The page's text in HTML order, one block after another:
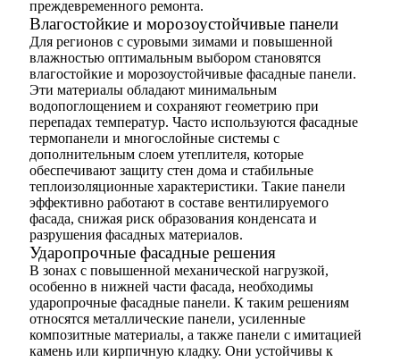
преждевременного ремонта.
Влагостойкие и морозоустойчивые панели
Для регионов с суровыми зимами и повышенной
влажностью оптимальным выбором становятся
влагостойкие и морозоустойчивые фасадные панели.
Эти материалы обладают минимальным
водопоглощением и сохраняют геометрию при
перепадах температур. Часто используются фасадные
термопанели и многослойные системы с
дополнительным слоем утеплителя, которые
обеспечивают защиту стен дома и стабильные
теплоизоляционные характеристики. Такие панели
эффективно работают в составе вентилируемого
фасада, снижая риск образования конденсата и
разрушения фасадных материалов.
Ударопрочные фасадные решения
В зонах с повышенной механической нагрузкой,
особенно в нижней части фасада, необходимы
ударопрочные фасадные панели. К таким решениям
относятся металлические панели, усиленные
композитные материалы, а также панели с имитацией
камень или кирпичную кладку. Они устойчивы к